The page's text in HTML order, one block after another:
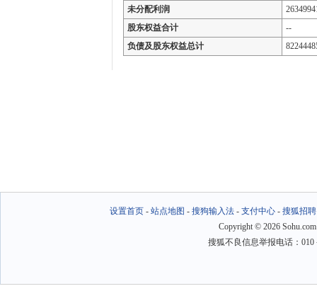
未分配利润
股东权益合计
--
负债及股东权益总计
设置首页- 站点地图 - 搜狗输入法- 支付中心- 搜狐招聘
Copyright © 2026
搜狐不良信息举报电话：010